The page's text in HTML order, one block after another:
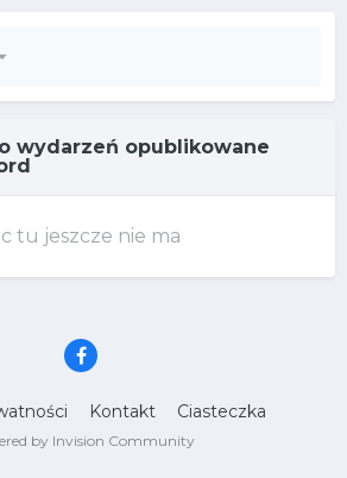
wydarzeń opublikowane
tu jeszcze nie ma
Kontakt Ciasteczka
by Invision Community